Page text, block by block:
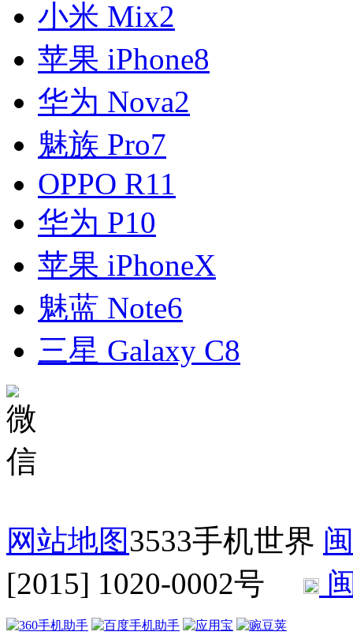
小米 Mix2
苹果 iPhone8
华为 Nova2
魅族 Pro7
OPPO R11
华为 P10
苹果 iPhoneX
魅蓝 Note6
三星 Galaxy C8
网站地图3533手机世界
[2015] 1020-0002号